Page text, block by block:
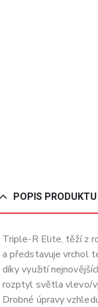
POPIS PRODUKTU
Triple-R Elite, těží z
a představuje vrchol
díky využití
rozptyl světla vlevo/
Drobné úpravy